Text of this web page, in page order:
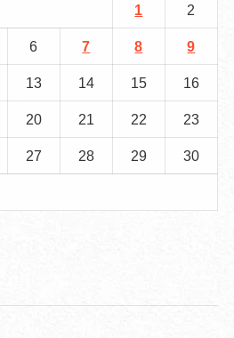
1 2
6 7 8 9
13 14 15 16
20 21 22 23
27 28 29 30